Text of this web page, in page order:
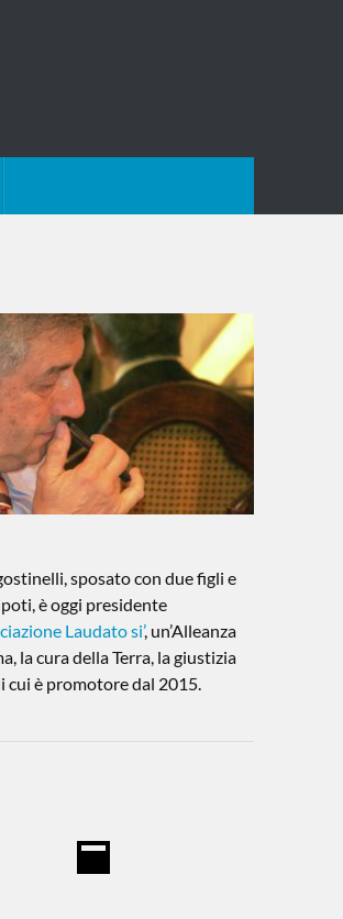
sposato con due figli e
è oggi presidente
Laudato si’, un’Alleanza
la cura della Terra, la giustizia
cui è promotore dal 2015.